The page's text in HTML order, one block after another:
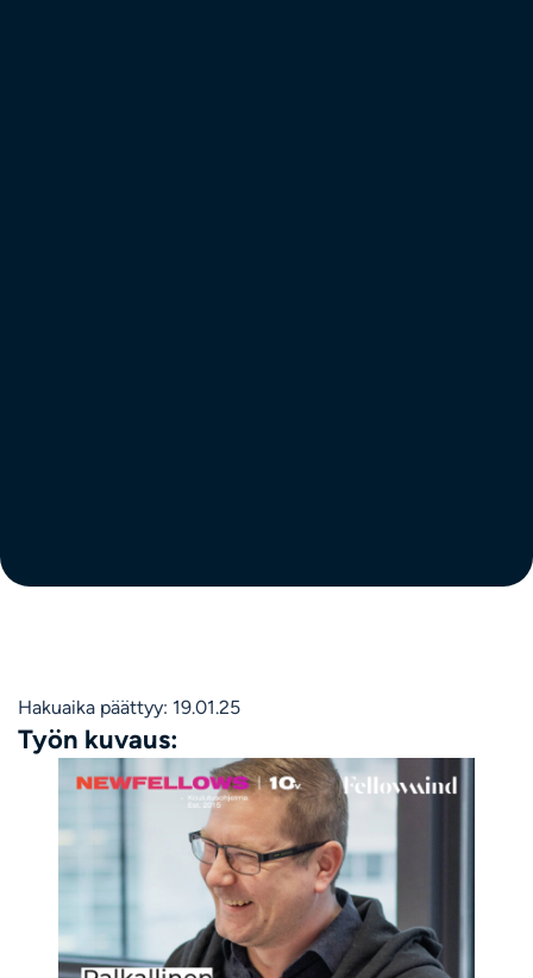
Hakuaika päättyy: 19.01.25
Työn kuvaus: